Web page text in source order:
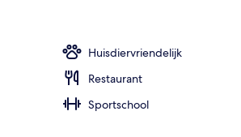
Huisdiervriendelijk
Restaurant
Sportschool